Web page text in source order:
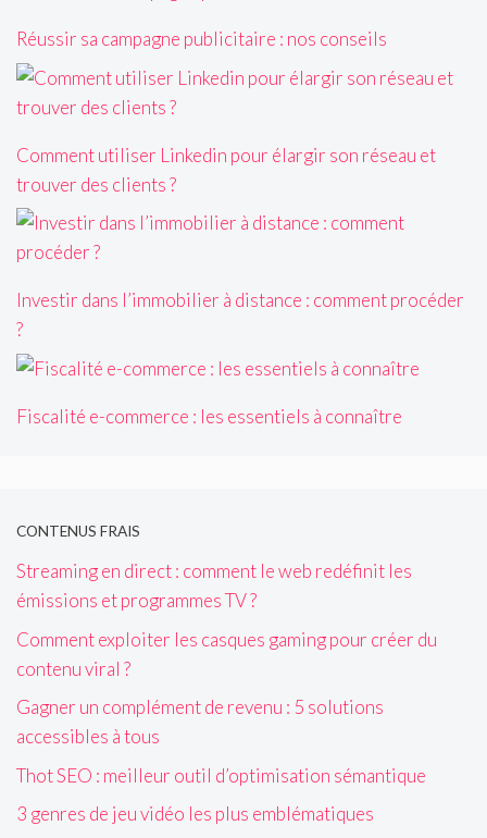
Réussir sa campagne publicitaire : nos conseils
Comment utiliser Linkedin pour élargir son réseau et
trouver des clients ?
Investir dans l’immobilier à distance : comment procéder
?
Fiscalité e-commerce : les essentiels à connaître
CONTENUS FRAIS
Streaming en direct : comment le web redéfinit les
émissions et programmes TV ?
Comment exploiter les casques gaming pour créer du
contenu viral ?
Gagner un complément de revenu : 5 solutions
accessibles à tous
Thot SEO : meilleur outil d’optimisation sémantique
3 genres de jeu vidéo les plus emblématiques